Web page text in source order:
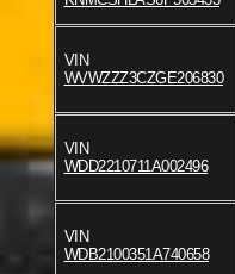
VIN
WVWZZZ3CZGE206830
VIN
WDD2210711A002496
VIN
WDB2100351A740658